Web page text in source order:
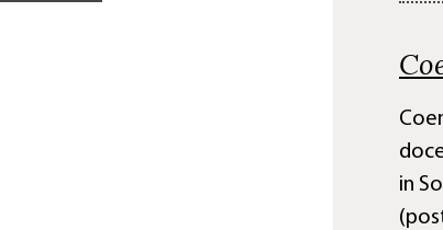
in